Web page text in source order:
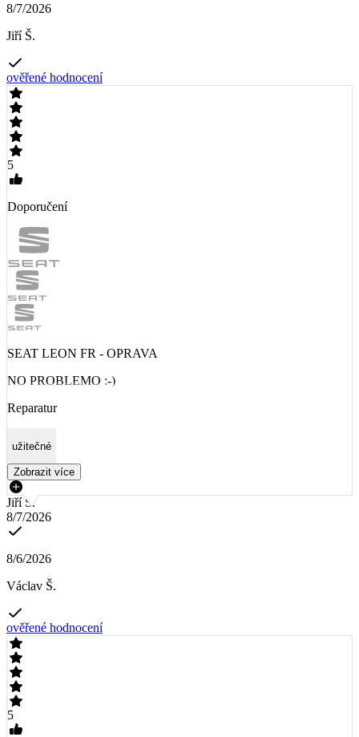
8/7/2026
Jiří Š.
ověřené hodnocení
5
Doporučení
SEAT LEON FR - OPRAVA
NO PROBLEMO :-)
Reparatur
užitečné
Zobrazit více
Jiří Š.
8/7/2026
8/6/2026
Václav Š.
ověřené hodnocení
5